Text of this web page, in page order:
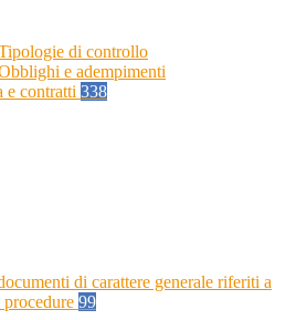
di controllo
e adempimenti
e contratti 338
di carattere generale riferiti a
procedure 99